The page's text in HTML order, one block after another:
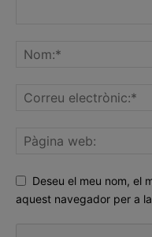
Deseu el meu nom, el
aquest navegador per a